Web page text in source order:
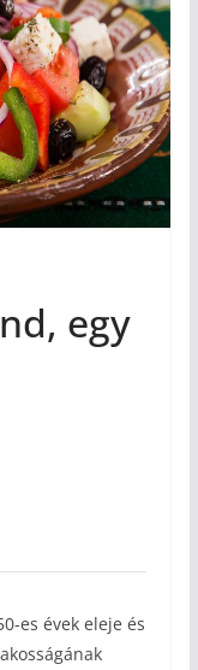
egy
es évek eleje és